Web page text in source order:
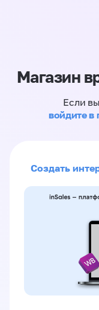
Магазин
Если
войдите в
Создать